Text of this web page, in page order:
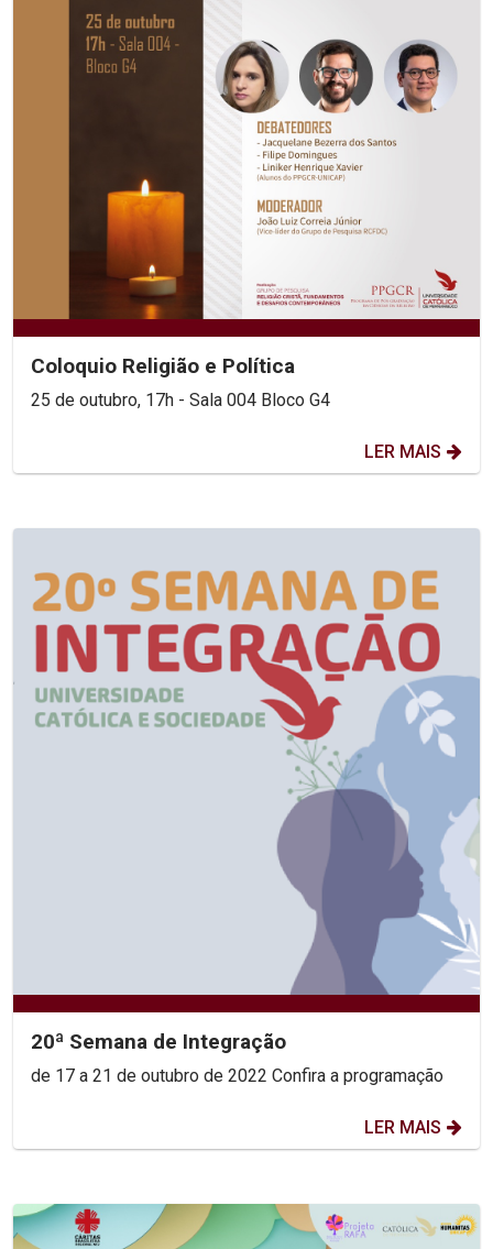
Coloquio Religião e Política
25 de outubro, 17h - Sala 004 Bloco G4
LER MAIS
20ª Semana de Integração
de 17 a 21 de outubro de 2022 Confira a programação
LER MAIS